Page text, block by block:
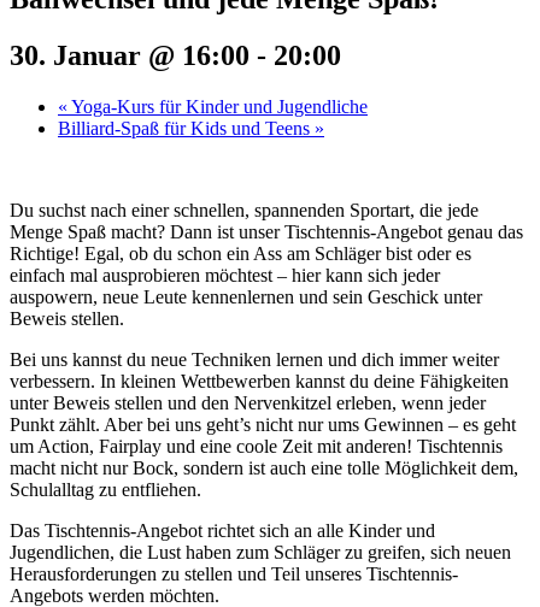
30. Januar @ 16:00 - 20:00
« Yoga-Kurs für Kinder und Jugendliche
Billiard-Spaß für Kids und Teens »
Du suchst nach einer schnellen, spannenden Sportart, die jede
Menge Spaß macht? Dann ist unser Tischtennis-Angebot genau das
Richtige! Egal, ob du schon ein Ass am Schläger bist oder es
einfach mal ausprobieren möchtest – hier kann sich jeder
auspowern, neue Leute kennenlernen und sein Geschick unter
Beweis stellen.
Bei uns kannst du neue Techniken lernen und dich immer weiter
verbessern. In kleinen Wettbewerben kannst du deine Fähigkeiten
unter Beweis stellen und den Nervenkitzel erleben, wenn jeder
Punkt zählt. Aber bei uns geht’s nicht nur ums Gewinnen – es geht
um Action, Fairplay und eine coole Zeit mit anderen! Tischtennis
macht nicht nur Bock, sondern ist auch eine tolle Möglichkeit dem,
Schulalltag zu entfliehen.
Das Tischtennis-Angebot richtet sich an alle Kinder und
Jugendlichen, die Lust haben zum Schläger zu greifen, sich neuen
Herausforderungen zu stellen und Teil unseres Tischtennis-
Angebots werden möchten.